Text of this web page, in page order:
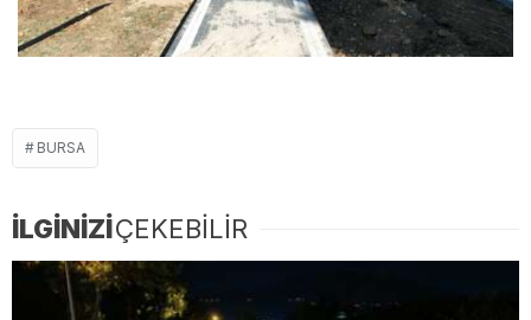
BURSA
İLGİNİZİÇEKEBİLİR